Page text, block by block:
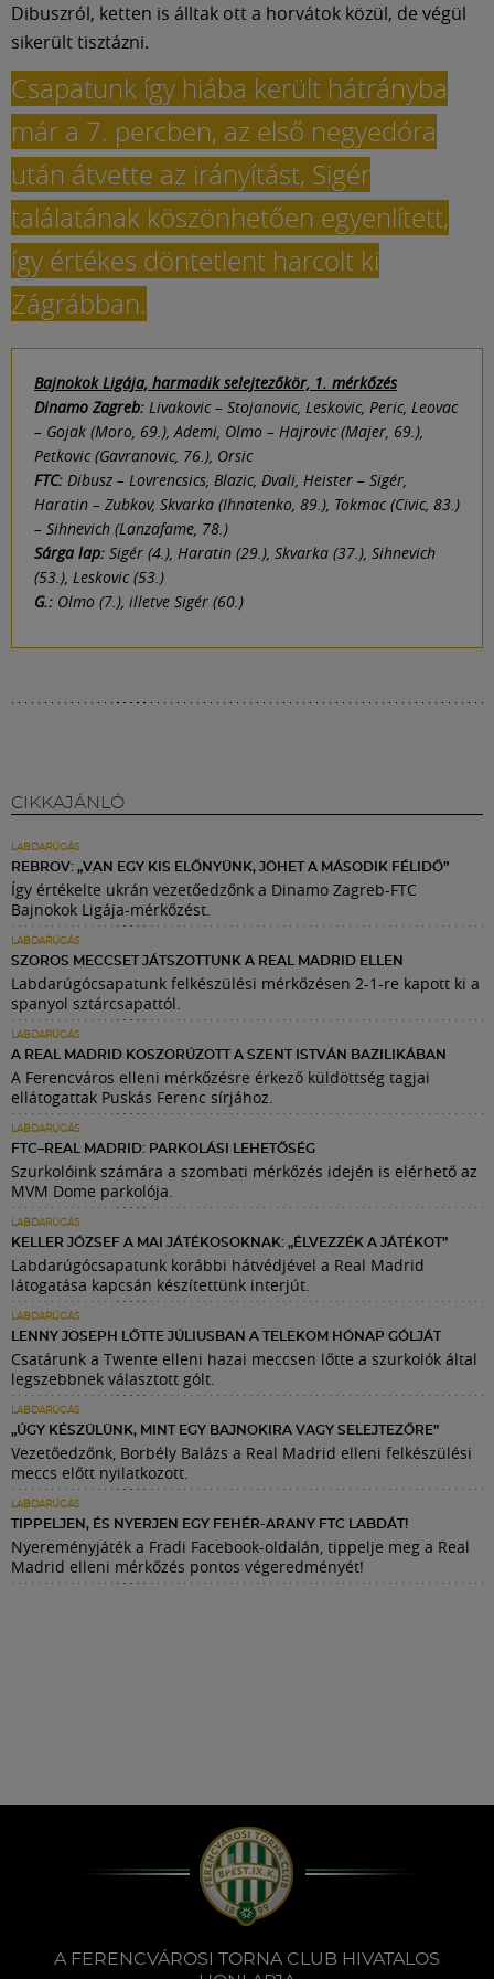
Dibuszról, ketten is álltak ott a horvátok közül, de végül
sikerült tisztázni.
Csapatunk így hiába került hátrányba
már a 7. percben, az első negyedóra
után átvette az irányítást, Sigér
találatának köszönhetően egyenlített,
így értékes döntetlent harcolt ki
Zágrábban.
Bajnokok Ligája, harmadik selejtezőkör, 1. mérkőzés
Dinamo Zagreb: Livakovic – Stojanovic, Leskovic, Peric, Leovac
– Gojak (Moro, 69.), Ademi, Olmo – Hajrovic (Majer, 69.),
Petkovic (Gavranovic, 76.), Orsic
FTC: Dibusz – Lovrencsics, Blazic, Dvali, Heister – Sigér,
Haratin – Zubkov, Skvarka (Ihnatenko, 89.), Tokmac (Civic, 83.)
– Sihnevich (Lanzafame, 78.)
Sárga lap: Sigér (4.), Haratin (29.), Skvarka (37.), Sihnevich
(53.), Leskovic (53.)
G.: Olmo (7.), illetve Sigér (60.)
CIKKAJÁNLÓ
LABDARÚGÁS
REBROV: „VAN EGY KIS ELŐNYÜNK, JÖHET A MÁSODIK FÉLIDŐ”
Így értékelte ukrán vezetőedzőnk a Dinamo Zagreb-FTC
Bajnokok Ligája-mérkőzést.
LABDARÚGÁS
SZOROS MECCSET JÁTSZOTTUNK A REAL MADRID ELLEN
Labdarúgócsapatunk felkészülési mérkőzésen 2-1-re kapott ki a
spanyol sztárcsapattól.
LABDARÚGÁS
A REAL MADRID KOSZORÚZOTT A SZENT ISTVÁN BAZILIKÁBAN
A Ferencváros elleni mérkőzésre érkező küldöttség tagjai
ellátogattak Puskás Ferenc sírjához.
LABDARÚGÁS
FTC–REAL MADRID: PARKOLÁSI LEHETŐSÉG
Szurkolóink számára a szombati mérkőzés idején is elérhető az
MVM Dome parkolója.
LABDARÚGÁS
KELLER JÓZSEF A MAI JÁTÉKOSOKNAK: „ÉLVEZZÉK A JÁTÉKOT”
Labdarúgócsapatunk korábbi hátvédjével a Real Madrid
látogatása kapcsán készítettünk interjút.
LABDARÚGÁS
LENNY JOSEPH LŐTTE JÚLIUSBAN A TELEKOM HÓNAP GÓLJÁT
Csatárunk a Twente elleni hazai meccsen lőtte a szurkolók által
legszebbnek választott gólt.
LABDARÚGÁS
„ÚGY KÉSZÜLÜNK, MINT EGY BAJNOKIRA VAGY SELEJTEZŐRE”
Vezetőedzőnk, Borbély Balázs a Real Madrid elleni felkészülési
meccs előtt nyilatkozott.
LABDARÚGÁS
TIPPELJEN, ÉS NYERJEN EGY FEHÉR-ARANY FTC LABDÁT!
Nyereményjáték a Fradi Facebook-oldalán, tippelje meg a Real
Madrid elleni mérkőzés pontos végeredményét!
A FERENCVÁROSI TORNA CLUB HIVATALOS